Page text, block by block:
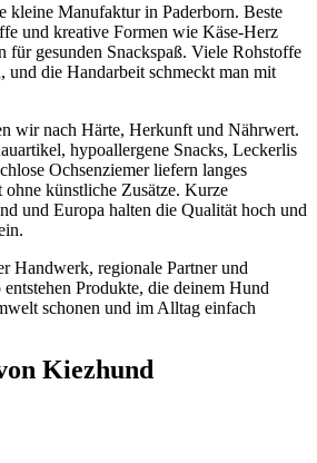
kleine Manufaktur in Paderborn. Beste
und kreative Formen wie Käse-Herz
für gesunden Snackspaß. Viele Rohstoffe
und die Handarbeit schmeckt man mit
wir nach Härte, Herkunft und Nährwert.
hypoallergene Snacks, Leckerlis
Ochsenziemer liefern langes
künstliche Zusätze. Kurze
und Europa halten die Qualität hoch und
Handwerk, regionale Partner und
Produkte, die deinem Hund
schonen und im Alltag einfach
Kiezhund